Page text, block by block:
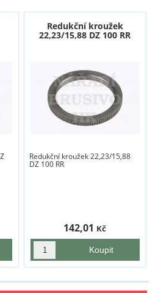
Redukční kroužek
22,23/15,88 DZ 100 RR
Redukční kroužek 22,23/15,88
DZ 100 RR
142,01 Kč